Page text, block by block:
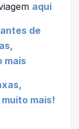
aqui
de
mais
mais!